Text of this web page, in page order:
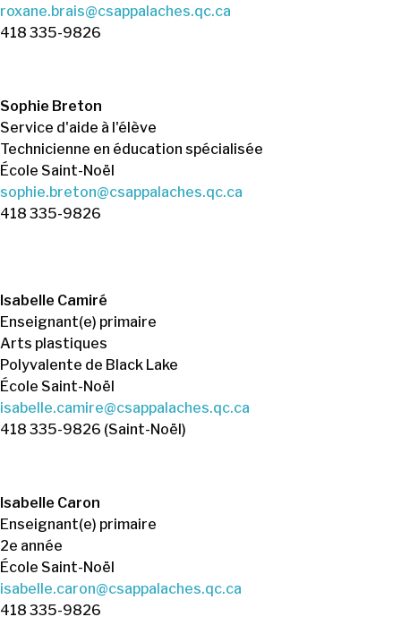
roxane.brais@csappalaches.qc.ca
418 335-9826
Sophie Breton
Service d'aide à l'élève
Technicienne en éducation spécialisée
École Saint-Noël
sophie.breton@csappalaches.qc.ca
418 335-9826
Isabelle Camiré
Enseignant(e) primaire
Arts plastiques
Polyvalente de Black Lake
École Saint-Noël
isabelle.camire@csappalaches.qc.ca
418 335-9826 (Saint-Noël)
Isabelle Caron
Enseignant(e) primaire
2e année
École Saint-Noël
isabelle.caron@csappalaches.qc.ca
418 335-9826